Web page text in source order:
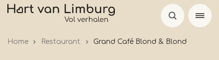
Skip
Home Restaurant Grand Café Blond & Blond